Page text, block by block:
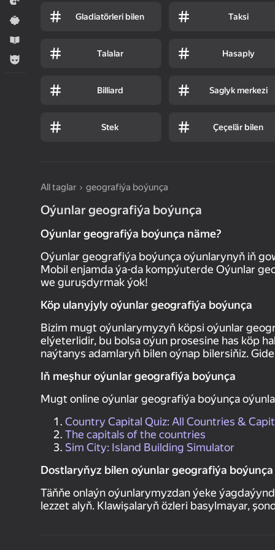
Ýönekeý
Огланлар үчүн
Gladiatörleri bilen Taksi
Talalar Hasaply
Billiard Saglyk merkezi
Stek Çeçelär bilen
All taglar geografiýa boýunça
Oýunlar geografiýa boýunça
Oýunlar geografiýa boýunça näme?
Oýunlar geografiýa boýunça oýunlarynyň iň
Mobil enjamda ýa-da kompýuterde Oýunlar
we guruşdyrmak ýok!
Köp ulanyjyly oýunlar geografiýa boýunça
Bizim mugt oýunlarymyzyň köpsi oýunlar
elýeterlidir, bu bolsa oýun prosesine has köp
naýtanys adamlaryň bilen oýnap bilersiňiz.
Iň meşhur oýunlar geografiýa boýunça
Mugt online oýunlar geografiýa boýunça
Country Capital Quiz: All Countries &
The capitals of the countries
Sim City: Island Building Simulator
Dostlaryňyz bilen oýunlar geografiýa
Täňňe onlaýn oýunlarymyzdan ýeke
lezzet alyň. Klawişalaryň özleri basylmayar,